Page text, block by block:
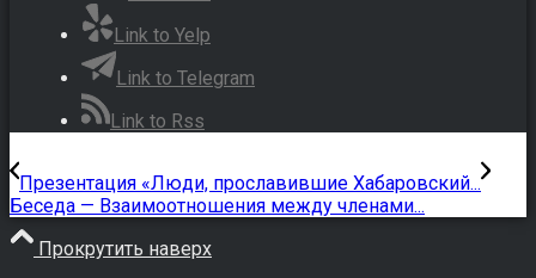
Link to Yelp
Link to Telegram
Link to Rss
Презентация «Люди, прославившие Хабаровский...
Беседа — Взаимоотношения между членами...
Прокрутить наверх